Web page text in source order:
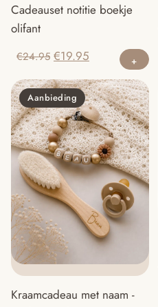
Cadeauset notitie boekje
olifant
€24.95 Oorspronkelijke
was:
€24.95.
€19.95 Huidige
is:
€19.95.
Aanbieding
Kraamcadeau met naam -